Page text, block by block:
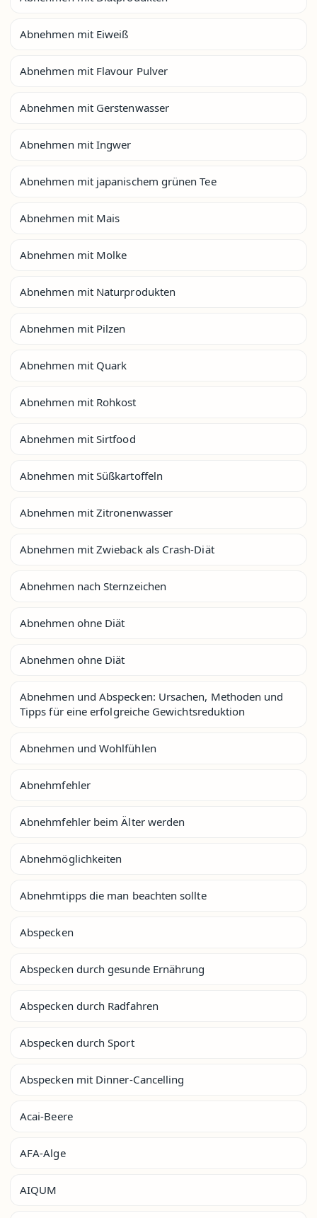
Abnehmen mit Eiweiß
Abnehmen mit Flavour Pulver
Abnehmen mit Gerstenwasser
Abnehmen mit Ingwer
Abnehmen mit japanischem grünen Tee
Abnehmen mit Mais
Abnehmen mit Molke
Abnehmen mit Naturprodukten
Abnehmen mit Pilzen
Abnehmen mit Quark
Abnehmen mit Rohkost
Abnehmen mit Sirtfood
Abnehmen mit Süßkartoffeln
Abnehmen mit Zitronenwasser
Abnehmen mit Zwieback als Crash-Diät
Abnehmen nach Sternzeichen
Abnehmen ohne Diät
Abnehmen ohne Diät
Abnehmen und Abspecken: Ursachen, Methoden und
Tipps für eine erfolgreiche Gewichtsreduktion
Abnehmen und Wohlfühlen
Abnehmfehler
Abnehmfehler beim Älter werden
Abnehmöglichkeiten
Abnehmtipps die man beachten sollte
Abspecken
Abspecken durch gesunde Ernährung
Abspecken durch Radfahren
Abspecken durch Sport
Abspecken mit Dinner-Cancelling
Acai-Beere
AFA-Alge
AIQUM